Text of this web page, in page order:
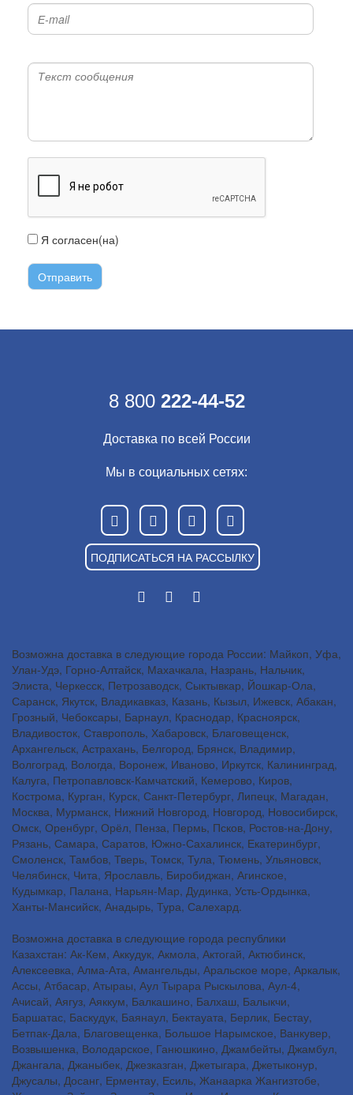
Я согласен(на)
8 800 222-44-52
Доставка по всей России
Мы в социальных сетях:
ПОДПИСАТЬСЯ НА РАССЫЛКУ
Возможна доставка в следующие города России: Майкоп, Уфа,
Улан-Удэ, Горно-Алтайск, Махачкала, Назрань, Нальчик,
Элиста, Черкесск, Петрозаводск, Сыктывкар, Йошкар-Ола,
Саранск, Якутск, Владикавказ, Казань, Кызыл, Ижевск, Абакан,
Грозный, Чебоксары, Барнаул, Краснодар, Красноярск,
Владивосток, Ставрополь, Хабаровск, Благовещенск,
Архангельск, Астрахань, Белгород, Брянск, Владимир,
Волгоград, Вологда, Воронеж, Иваново, Иркутск, Калининград,
Калуга, Петропавловск-Камчатский, Кемерово, Киров,
Кострома, Курган, Курск, Санкт-Петербург, Липецк, Магадан,
Москва, Мурманск, Нижний Новгород, Новгород, Новосибирск,
Омск, Оренбург, Орёл, Пенза, Пермь, Псков, Ростов-на-Дону,
Рязань, Самара, Саратов, Южно-Сахалинск, Екатеринбург,
Смоленск, Тамбов, Тверь, Томск, Тула, Тюмень, Ульяновск,
Челябинск, Чита, Ярославль, Биробиджан, Агинское,
Кудымкар, Палана, Нарьян-Мар, Дудинка, Усть-Ордынка,
Ханты-Мансийск, Анадырь, Тура, Салехард.
Возможна доставка в следующие города республики
Казахстан: Ак-Кем, Аккудук, Акмола, Актогай, Актюбинск,
Алексеевка, Алма-Ата, Амангельды, Аральское море, Аркалык,
Ассы, Атбасар, Атыраы, Аул Тырара Рыскылова, Аул-4,
Ачисай, Аягуз, Аяккум, Балкашино, Балхаш, Балыкчи,
Баршатас, Баскудук, Баянаул, Бектауата, Берлик, Бестау,
Бетпак-Дала, Благовещенка, Большое Нарымское, Ванкувер,
Возвышенка, Володарское, Ганюшкино, Джамбейты, Джамбул,
Джангала, Джаныбек, Джезказган, Джетыгара, Джетыконур,
Джусалы, Досанг, Ерментау, Есиль, Жанаарка Жангизтобе,